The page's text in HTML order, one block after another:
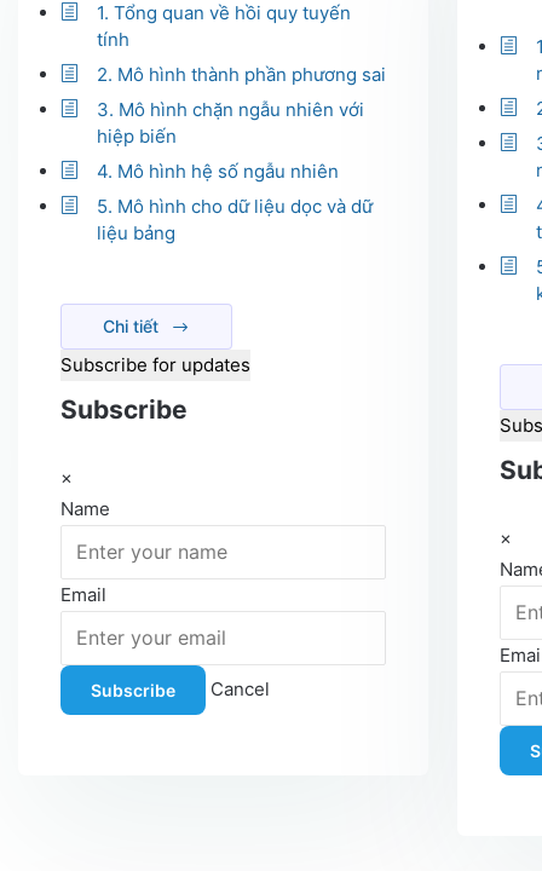
1. Tổng quan về hồi quy tuyến
tính
2. Mô hình thành phần phương sai
3. Mô hình chặn ngẫu nhiên với
hiệp biến
4. Mô hình hệ số ngẫu nhiên
5. Mô hình cho dữ liệu dọc và dữ
liệu bảng
Chi tiết
Subscribe for updates
Subscribe
×
Name
Email
Subscribe Cancel
×